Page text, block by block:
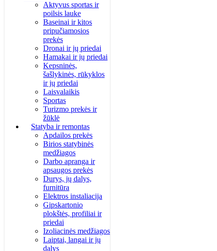
Aktyvus sportas ir
poilsis lauke
Baseinai ir kitos
pripučiamosios
prekės
Dronai ir jų priedai
Hamakai ir jų priedai
Kepsninės,
šašlykinės, rūkyklos
ir jų priedai
Laisvalaikis
Sportas
Turizmo prekės ir
žūklė
Statyba ir remontas
Apdailos prekės
Birios statybinės
medžiagos
Darbo apranga ir
apsaugos prekės
Durys, jų dalys,
furnitūra
Elektros instaliacija
Gipskartonio
plokštės, profiliai ir
priedai
Izoliacinės medžiagos
Laiptai, langai ir jų
dalys